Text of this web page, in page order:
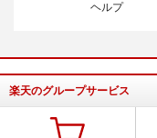
ヘルプ
楽天のグループサービス